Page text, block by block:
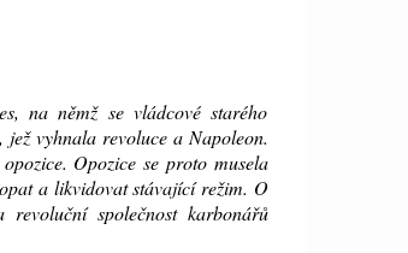
na němž se vládcové starého
vyhnala revoluce a Napoleon.
Opozice se proto musela
a likvidovat stávající režim. O
revoluční společnost karbonářů